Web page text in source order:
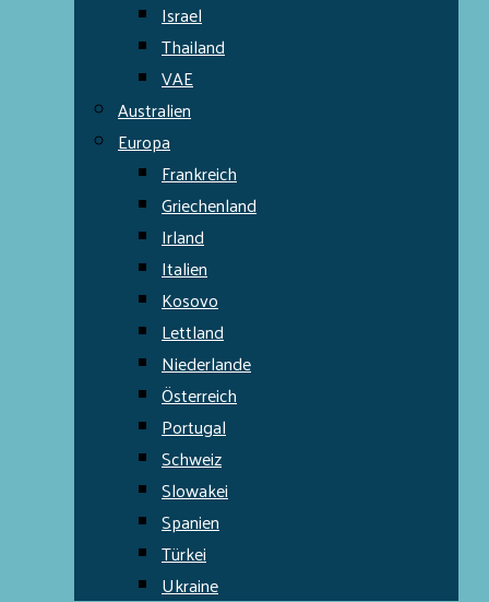
Israel
Thailand
VAE
Australien
Europa
Frankreich
Griechenland
Irland
Italien
Kosovo
Lettland
Niederlande
Österreich
Portugal
Schweiz
Slowakei
Spanien
Türkei
Ukraine